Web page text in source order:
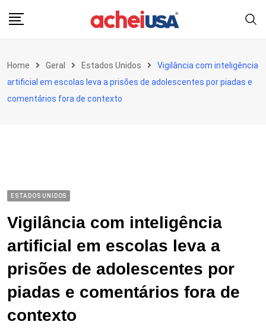
Home Geral Estados Unidos
Vigilância com inteligência
artificial em escolas leva a prisões de adolescentes por piadas e
comentários fora de contexto
ESTADOS UNIDOS
Vigilância com inteligência
artificial em escolas leva a
prisões de adolescentes por
piadas e comentários fora de
contexto